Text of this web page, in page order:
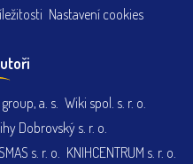
Nastavení cookies
a. s. Wiki spol. s. r. o.
Dobrovský s. r. o.
s. r. o. KNIHCENTRUM s. r. o.